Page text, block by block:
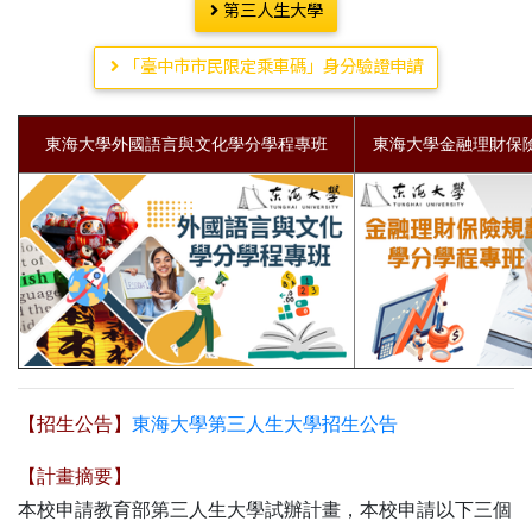
第三人生大學
「臺中市市民限定乘車碼」身分驗證申請
東海大學外國語言與文化學分學程專班 東海大學金融理財保
【招生公告】 東海大學第三人生大學招生公告
【計畫摘要】
本校申請教育部第三人生大學試辦計畫，本校申請以下三個